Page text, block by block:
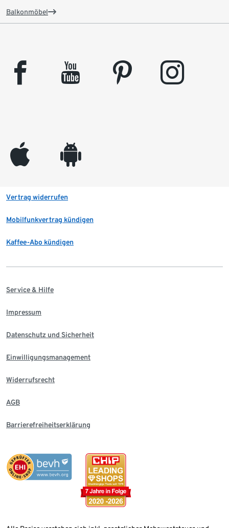
Balkonmöbel
facebook youtube pinterest instagram
appleinc android
Vertrag widerrufen
Mobilfunkvertrag kündigen
Kaffee-Abo kündigen
Service & Hilfe
Impressum
Datenschutz und Sicherheit
Einwilligungsmanagement
Widerrufsrecht
AGB
Barrierefreiheitserklärung